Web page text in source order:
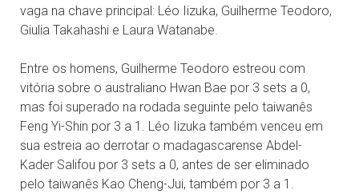
vaga na chave principal: Léo Iizuka, Guilherme Teodoro,
Giulia Takahashi e Laura Watanabe.
Entre os homens, Guilherme Teodoro estreou com
vitória sobre o australiano Hwan Bae por 3 sets a 0,
mas foi superado na rodada seguinte pelo taiwanês
Feng Yi-Shin por 3 a 1. Léo Iizuka também venceu em
sua estreia ao derrotar o madagascarense Abdel-
Kader Salifou por 3 sets a 0, antes de ser eliminado
pelo taiwanês Kao Cheng-Jui, também por 3 a 1.